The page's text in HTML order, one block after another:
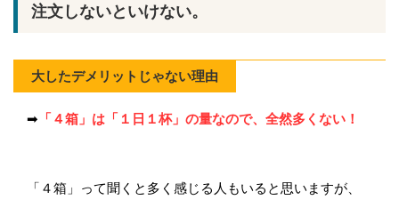
注文しないといけない。
大したデメリットじゃない理由
➡ 「４箱」は「１日１杯」の量なので、全然多くない！
「４箱」って聞くと多く感じる人もいると思いますが、